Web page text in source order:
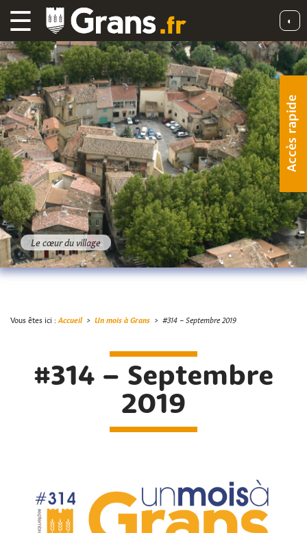
☰ ◐
Accès rapide
Le cœur du village
Vous êtes ici : Accueil> Un mois à Grans > #314 – Septembre 2019
#314 – Septembre
2019